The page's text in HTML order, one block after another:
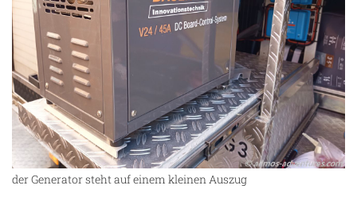
der Generator steht auf einem kleinen Auszug